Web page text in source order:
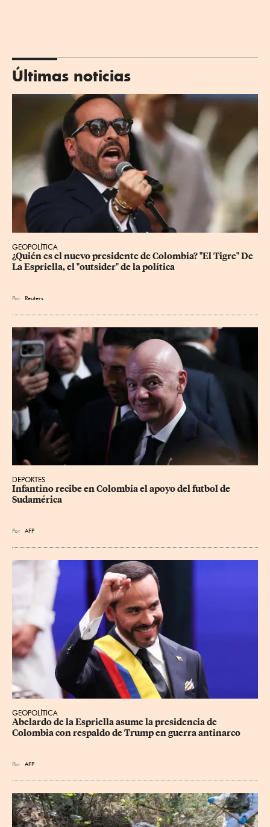
Últimas noticias
GEOPOLÍTICA
¿Quién es el nuevo presidente de Colombia? "El Tigre" De
La Espriella, el "outsider" de la política
Por Reuters
DEPORTES
Infantino recibe en Colombia el apoyo del futbol de
Sudamérica
Por AFP
GEOPOLÍTICA
Abelardo de la Espriella asume la presidencia de
Colombia con respaldo de Trump en guerra antinarco
Por AFP